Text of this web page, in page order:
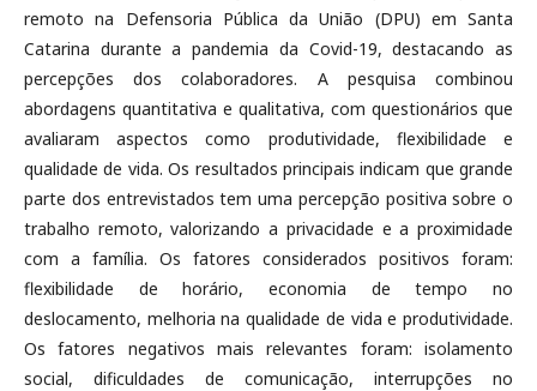
remoto na Defensoria Pública da União (DPU) em Santa
Catarina durante a pandemia da Covid-19, destacando as
percepções dos colaboradores. A pesquisa combinou
abordagens quantitativa e qualitativa, com questionários que
avaliaram aspectos como produtividade, flexibilidade e
qualidade de vida. Os resultados principais indicam que grande
parte dos entrevistados tem uma percepção positiva sobre o
trabalho remoto, valorizando a privacidade e a proximidade
com a família. Os fatores considerados positivos foram:
flexibilidade de horário, economia de tempo no
deslocamento, melhoria na qualidade de vida e produtividade.
Os fatores negativos mais relevantes foram: isolamento
social, dificuldades de comunicação, interrupções no